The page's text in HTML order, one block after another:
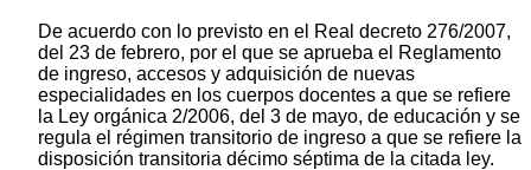
De acuerdo con lo previsto en el Real decreto 276/2007,
del 23 de febrero, por el que se aprueba el Reglamento
de ingreso, accesos y adquisición de nuevas
especialidades en los cuerpos docentes a que se refiere
la Ley orgánica 2/2006, del 3 de mayo, de educación y se
regula el régimen transitorio de ingreso a que se refiere la
disposición transitoria décimo séptima de la citada ley.